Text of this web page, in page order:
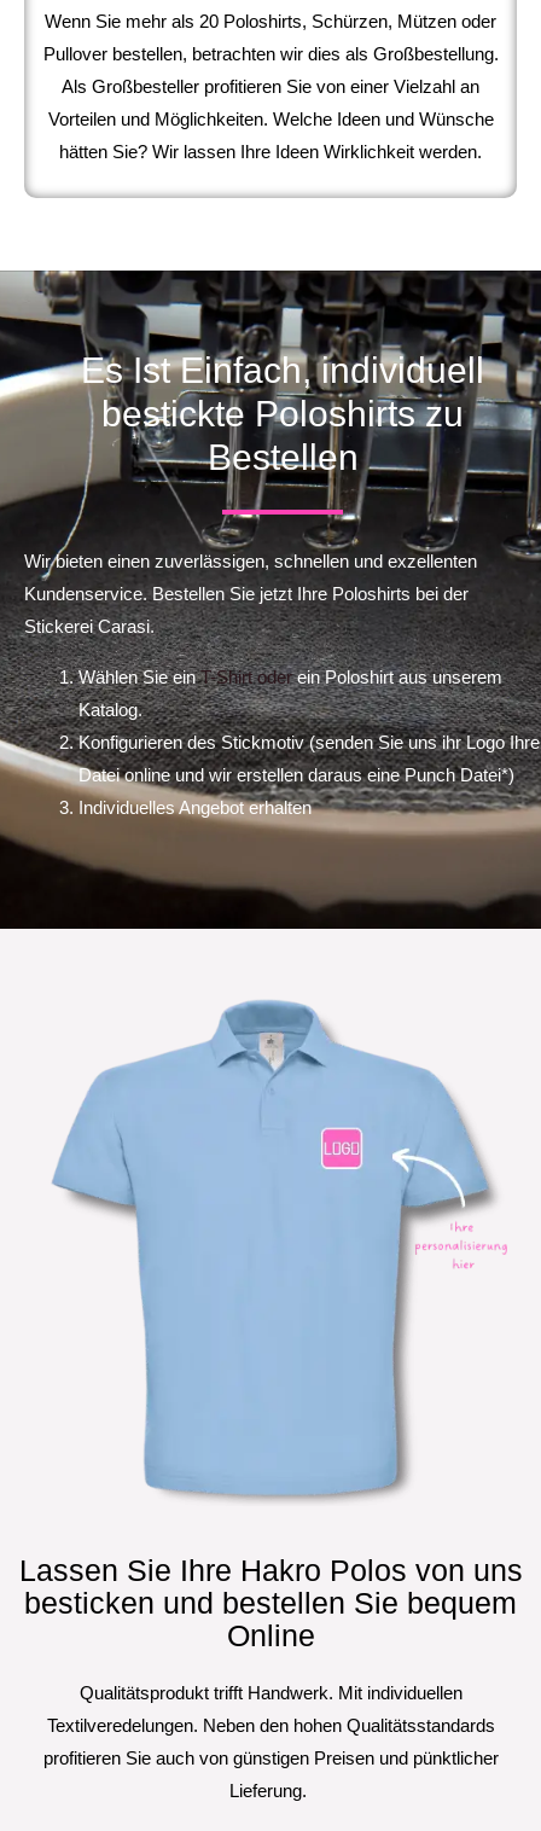
Wenn Sie mehr als 20 Poloshirts, Schürzen, Mützen oder
Pullover bestellen, betrachten wir dies als Großbestellung.
Als Großbesteller profitieren Sie von einer Vielzahl an
Vorteilen und Möglichkeiten. Welche Ideen und Wünsche
hätten Sie? Wir lassen Ihre Ideen Wirklichkeit werden.
Es Ist Einfach, individuell
bestickte Poloshirts zu
Bestellen
Wir bieten einen zuverlässigen, schnellen und exzellenten
Kundenservice. Bestellen Sie jetzt Ihre Poloshirts bei der
Stickerei Carasi.
Wählen Sie einT-Shirt oderein Poloshirt aus unserem
Katalog.
Konfigurieren des Stickmotiv (senden Sie uns ihr Logo Ihre
Datei online und wir erstellen daraus eine Punch Datei*)
Individuelles Angebot erhalten
Lassen Sie Ihre Hakro Polos von uns
besticken und bestellen Sie bequem
Online
Qualitätsprodukt trifft Handwerk. Mit individuellen
Textilveredelungen. Neben den hohen Qualitätsstandards
profitieren Sie auch von günstigen Preisen und pünktlicher
Lieferung.